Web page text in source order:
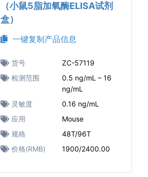
（小鼠5脂加氧酶ELISA试剂
盒）
一键复制产品信息
货号
ZC-57119
检测范围
0.5 ng/mL – 16
ng/mL
灵敏度
0.16 ng/mL
应用
Mouse
规格
48T/96T
价格(RMB)
1900/2400.00